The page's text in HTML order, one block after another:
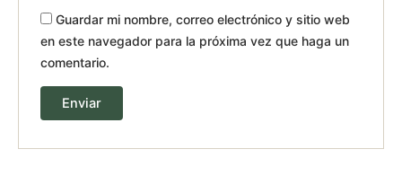
Guardar mi nombre, correo electrónico y sitio web
en este navegador para la próxima vez que haga un
comentario.